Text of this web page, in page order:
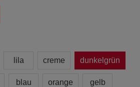
lila creme dunkelgrün
blau orange gelb